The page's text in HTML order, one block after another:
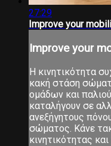
27:29
Improve your
Improve your
Η κινητικότητα
κακή στάση
ομάδων και
καταλήγουν σε
ανεξήγητους
σώματος. Κάνε
κινητικότητας και